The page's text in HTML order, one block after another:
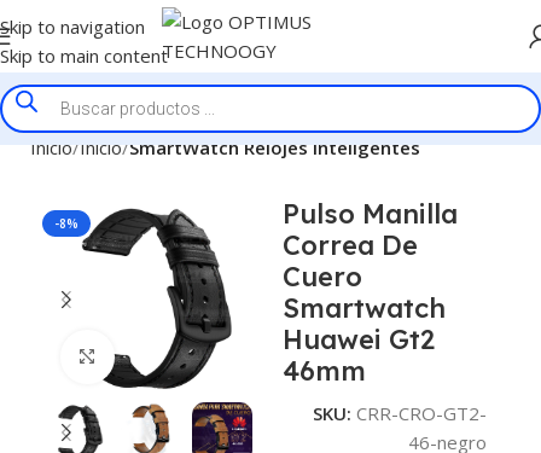
Skip to navigation
Skip to main content
Inicio Inicio SmartWatch Relojes Inteligentes
-8%
Click to enlarge
Pulso Manilla
Correa De
Cuero
Smartwatch
Huawei Gt2
46mm
SKU: CRR-CRO-GT2-
46-negro